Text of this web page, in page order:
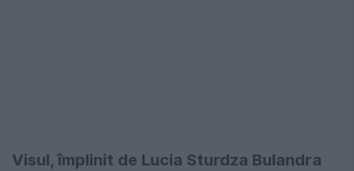
Visul, împlinit de Lucia Sturdza Bulandra